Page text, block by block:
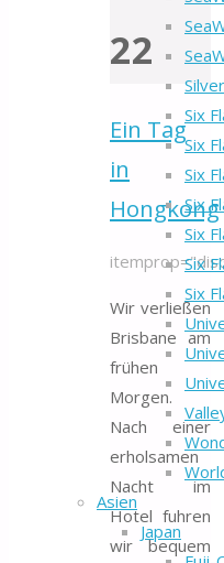
Six
Six
Six
Six
Six
Six
Six
Asien
Japan
22
Ein Tag
in
Hongkong
Wir verließen
Brisbane am
frühen
Morgen.
Nach einer
erholsamen
Nacht im
Hotel fuhren
wir bequem